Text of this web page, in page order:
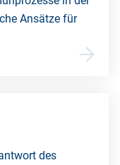
Ansätze für
des